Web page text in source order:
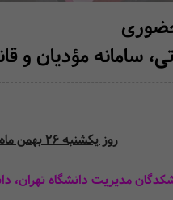
سامانه مؤدیان و
روز یکشنبه 26 بهمن ماه 1404، ساعت 14 الی 20
مدیریت دانشگاه